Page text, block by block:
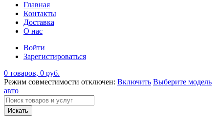
Главная
Контакты
Доставка
О нас
Войти
Зарегистироваться
0 товаров, 0 руб.
Режим совместимости отключен: Включить Выберите модель
авто
Искать